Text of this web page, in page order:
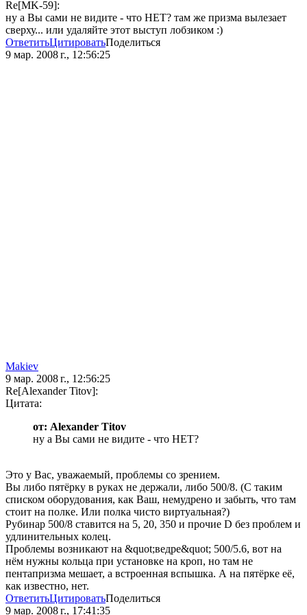
Re[MK-59]:
ну а Вы сами не видите - что НЕТ? там же призма вылезает
сверху... или удаляйте этот выступ лобзиком :)
ОтветитьЦитироватьПоделиться
9 мар. 2008 г., 12:56:25
Makiev
9 мар. 2008 г., 12:56:25
Re[Alexander Titov]:
Цитата:
от: Alexander Titov
ну а Вы сами не видите - что НЕТ?
Это у Вас, уважаемый, проблемы со зрением.
Вы либо пятёрку в руках не держали, либо 500/8. (С таким
списком оборудования, как Ваш, немудрено и забыть, что там
стоит на полке. Или полка чисто виртуальная?)
Рубинар 500/8 ставится на 5, 20, 350 и прочие D без проблем и
удлинительных колец.
Проблемы возникают на &quot;ведре&quot; 500/5.6, вот на
нём нужны кольца при установке на кроп, но там не
пентапризма мешает, а встроенная вспышка. А на пятёрке её,
как известно, нет.
ОтветитьЦитироватьПоделиться
9 мар. 2008 г., 17:41:35